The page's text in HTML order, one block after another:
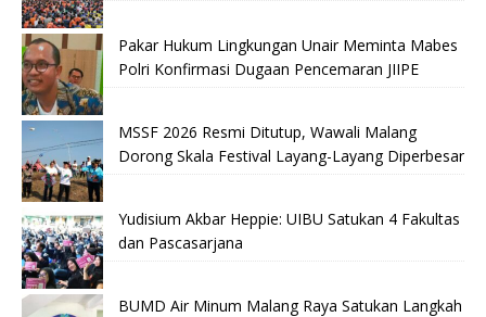
Pakar Hukum Lingkungan Unair Meminta Mabes
Polri Konfirmasi Dugaan Pencemaran JIIPE
MSSF 2026 Resmi Ditutup, Wawali Malang
Dorong Skala Festival Layang-Layang Diperbesar
Yudisium Akbar Heppie: UIBU Satukan 4 Fakultas
dan Pascasarjana
BUMD Air Minum Malang Raya Satukan Langkah